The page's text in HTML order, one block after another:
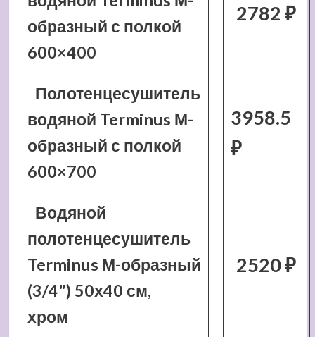
образный с полкой
600×400
2782 ₽
Полотенцесушитель
водяной Terminus М-
образный с полкой
600×700
3958.5
₽
Водяной
полотенцесушитель
Terminus М-образный
(3/4") 50х40 см,
хром
2520 ₽